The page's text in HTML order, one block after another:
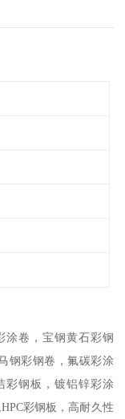
涂卷，宝钢黄石彩钢
钢彩钢卷，氟碳彩涂
彩钢板，镀铝锌彩涂
彩钢板，高耐久性